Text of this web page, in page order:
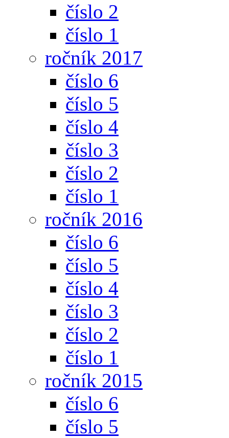
číslo 2
číslo 1
ročník 2017
číslo 6
číslo 5
číslo 4
číslo 3
číslo 2
číslo 1
ročník 2016
číslo 6
číslo 5
číslo 4
číslo 3
číslo 2
číslo 1
ročník 2015
číslo 6
číslo 5